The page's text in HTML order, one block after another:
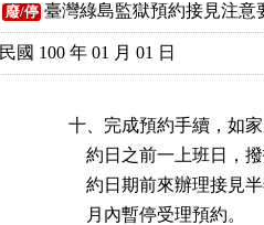
廢/停 臺灣綠島監獄預約接見注意
民國 100 年 01 月 01 日
十、完成預約手續，如
約日之前一上班日
約日期前來辦理接見
    月內暫停受理預約。